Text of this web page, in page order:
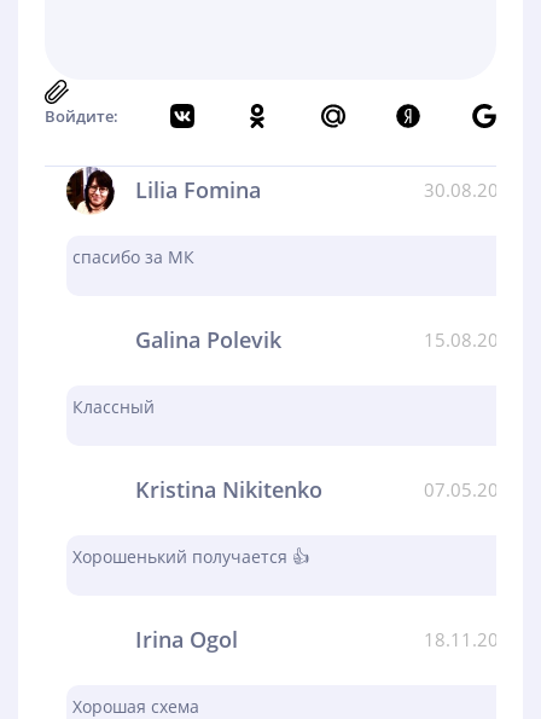
Войдите:
Lilia Fomina 30.08.2024
спасибо за МК
Galina Polevik 15.08.2024
Классный
Kristina Nikitenko 07.05.2024
Хорошенький получается 👍
Irina Ogol 18.11.2023
Хорошая схема